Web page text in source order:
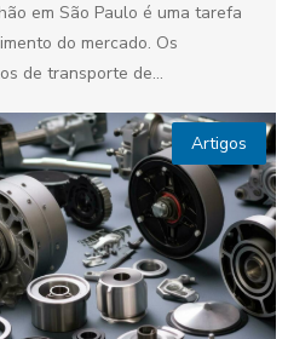
em São Paulo é uma tarefa
do mercado. Os
de transporte de...
Artigos